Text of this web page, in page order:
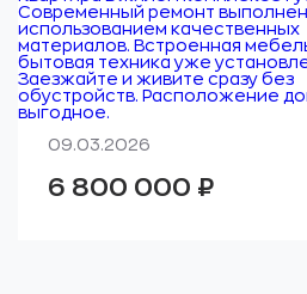
Современный ремонт
использованием качественных
материалов. Встроенная
бытовая техника уже
Заезжайте и живите сразу без
обустройств. Расположение
выгодное.
09.03.2026
6 800 000 ₽